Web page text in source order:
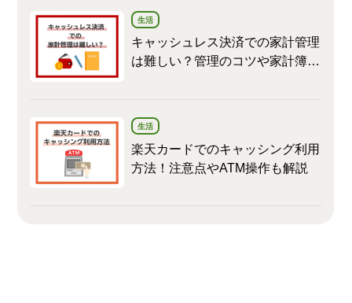
生活
キャッシュレス決済での家計管理
は難しい？管理のコツや家計簿の
生活
楽天カードでのキャッシング利用
方法！注意点やATM操作も解説